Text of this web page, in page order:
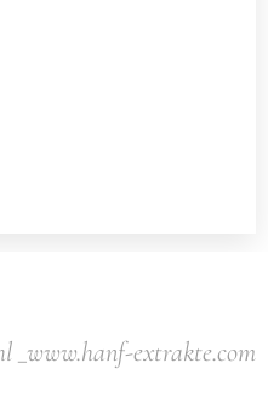
_www.hanf-extrakte.com